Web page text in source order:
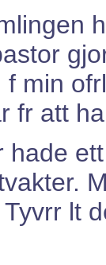
min
fr att
hade
lt